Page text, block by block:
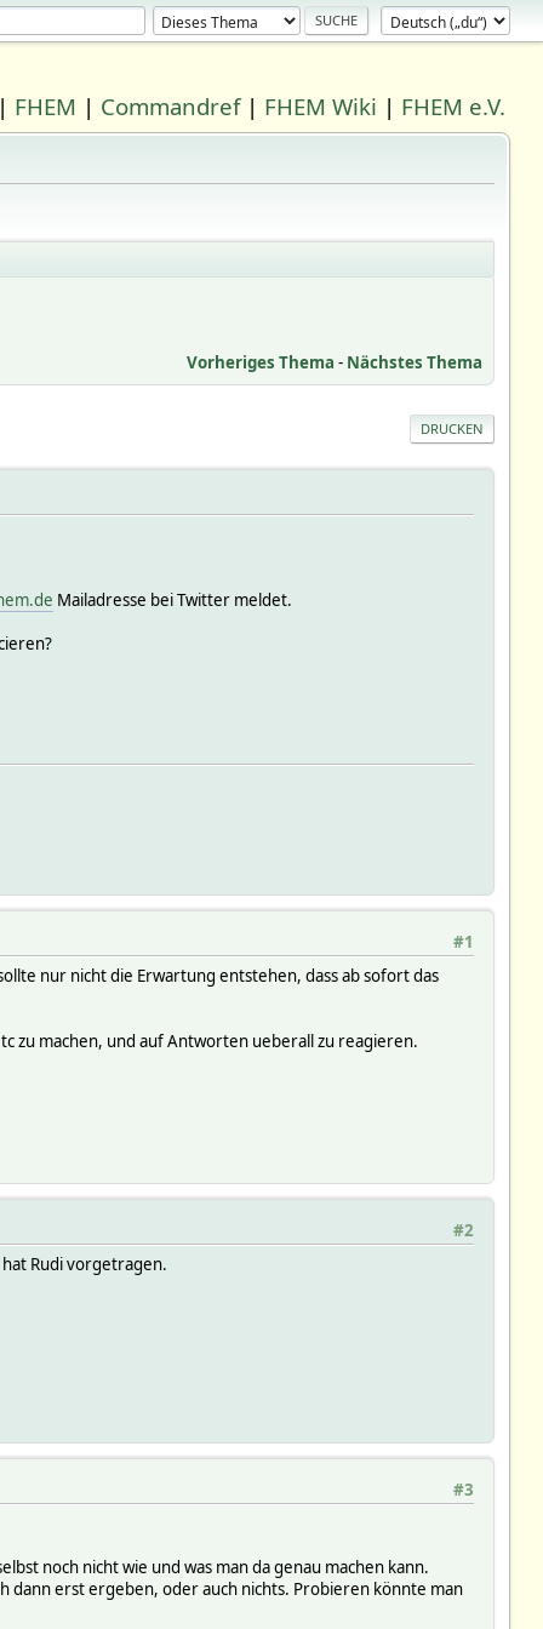
FHEM | Commandref| FHEM Wiki | FHEM e.V.
Vorheriges Thema - Nächstes Thema
DRUCKEN
Mailadresse bei Twitter meldet.
#1
nur nicht die Erwartung entstehen, dass ab sofort das
zu machen, und auf Antworten ueberall zu reagieren.
#2
Rudi vorgetragen.
#3
noch nicht wie und was man da genau machen kann.
dann erst ergeben, oder auch nichts. Probieren könnte man